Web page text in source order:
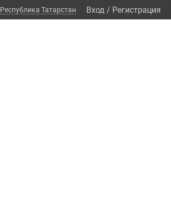
Республика Татарстан Вход / Регистрация